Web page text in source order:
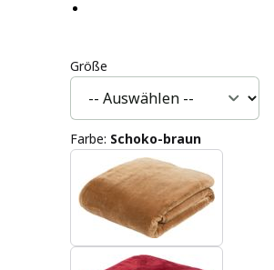
Größe
Farbe: Schoko-braun